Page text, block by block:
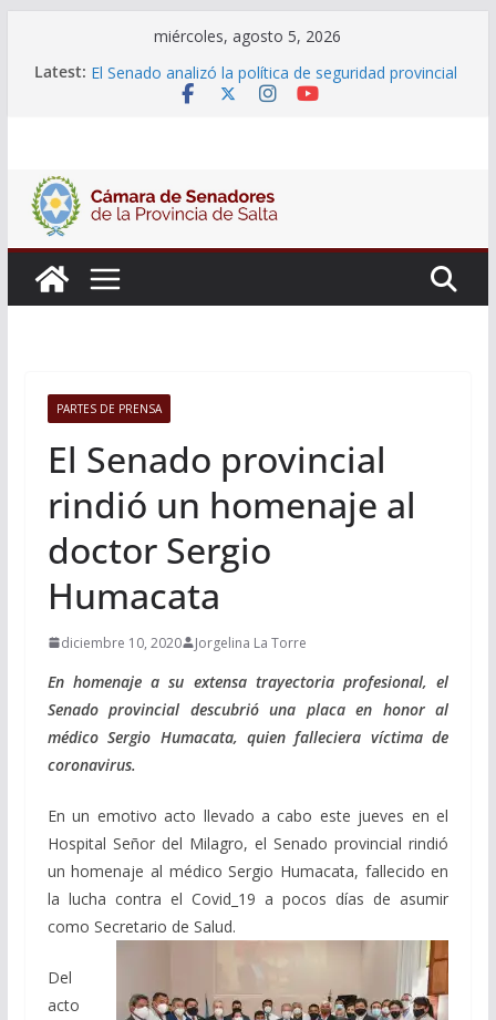
miércoles, agosto 5, 2026
Latest: El Senado analizó la política de seguridad provincial
y propuso articular una mesa de trabajo con la
El Senado llevó adelante la Audiencia Pública para
escuchar a la ciudadanía sobre las postulaciones a
PARTES DE PRENSA
El Senado provincial
rindió un homenaje al
doctor Sergio
Humacata
diciembre 10, 2020 Jorgelina La Torre
En homenaje a su extensa trayectoria profesional, el
Senado provincial descubrió una placa en honor al
médico Sergio Humacata, quien falleciera víctima de
coronavirus.
En un emotivo acto llevado a cabo este jueves en el
Hospital Señor del Milagro, el Senado provincial rindió
un homenaje al médico Sergio Humacata, fallecido en
la lucha contra el Covid_19 a pocos días de asumir
como Secretario de Salud.
Del
acto